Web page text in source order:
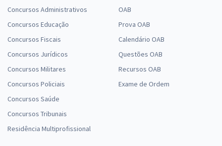
Concursos Administrativos
Concursos Educação
Concursos Fiscais
Concursos Jurídicos
Concursos Militares
Concursos Policiais
Concursos Saúde
Concursos Tribunais
Residência Multiprofissional
OAB
Prova OAB
Calendário OAB
Questões OAB
Recursos OAB
Exame de Ordem